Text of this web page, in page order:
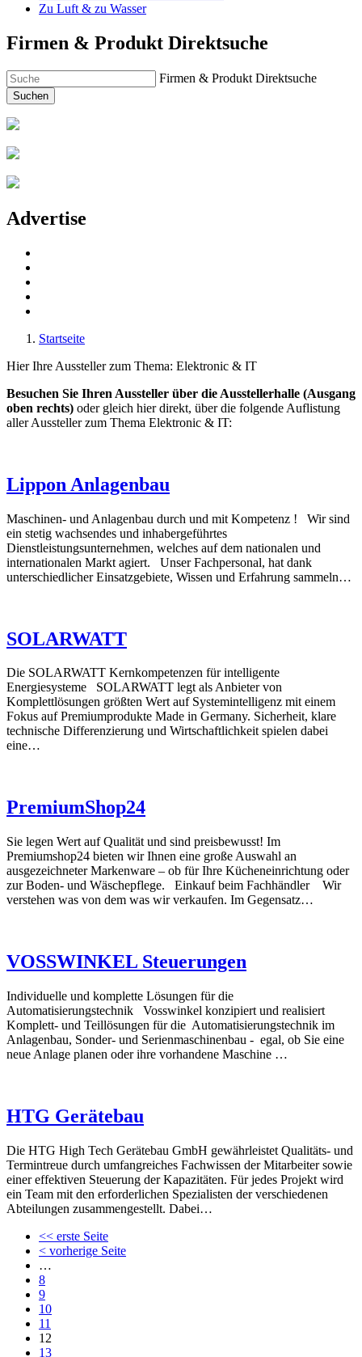
Zu Luft & zu Wasser
Firmen & Produkt Direktsuche
Firmen & Produkt Direktsuche
Suchen
Advertise
Startseite
Hier Ihre Aussteller zum Thema: Elektronic & IT
Besuchen Sie Ihren Aussteller über die Ausstellerhalle (Ausgang
oben rechts) oder gleich hier direkt, über die folgende Auflistung
aller Aussteller zum Thema Elektronic & IT:
Lippon Anlagenbau
Maschinen- und Anlagenbau durch und mit Kompetenz ! Wir sind
ein stetig wachsendes und inhabergeführtes
Dienstleistungsunternehmen, welches auf dem nationalen und
internationalen Markt agiert. Unser Fachpersonal, hat dank
unterschiedlicher Einsatzgebiete, Wissen und Erfahrung sammeln…
SOLARWATT
Die SOLARWATT Kernkompetenzen für intelligente
Energiesysteme SOLARWATT legt als Anbieter von
Komplettlösungen größten Wert auf Systemintelligenz mit einem
Fokus auf Premiumprodukte Made in Germany. Sicherheit, klare
technische Differenzierung und Wirtschaftlichkeit spielen dabei
eine…
PremiumShop24
Sie legen Wert auf Qualität und sind preisbewusst! Im
Premiumshop24 bieten wir Ihnen eine große Auswahl an
ausgezeichneter Markenware – ob für Ihre Kücheneinrichtung oder
zur Boden- und Wäschepflege. Einkauf beim Fachhändler Wir
verstehen was von dem was wir verkaufen. Im Gegensatz…
VOSSWINKEL Steuerungen
Individuelle und komplette Lösungen für die
Automatisierungstechnik Vosswinkel konzipiert und realisiert
Komplett- und Teillösungen für die Automatisierungstechnik im
Anlagenbau, Sonder- und Serienmaschinenbau - egal, ob Sie eine
neue Anlage planen oder ihre vorhandene Maschine …
HTG Gerätebau
Die HTG High Tech Gerätebau GmbH gewährleistet Qualitäts- und
Termintreue durch umfangreiches Fachwissen der Mitarbeiter sowie
einer effektiven Steuerung der Kapazitäten. Für jedes Projekt wird
ein Team mit den erforderlichen Spezialisten der verschiedenen
Abteilungen zusammengestellt. Dabei…
<< erste Seite
< vorherige Seite
…
8
9
10
11
12
13